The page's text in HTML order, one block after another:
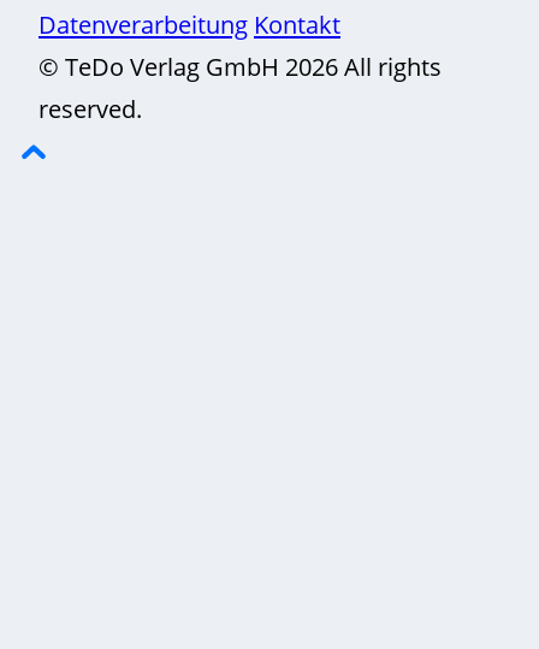
Datenverarbeitung Kontakt
© TeDo Verlag GmbH 2026 All rights
reserved.